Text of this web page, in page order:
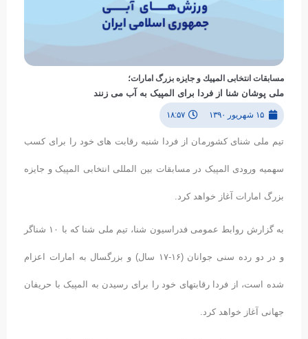
مسابقات انتخابی المپیك و جایزه بزرگ امارات؛
ملی پوشان شنا از فردا برای المپیک به آب می زنند
۱۵ شهریور ۱۳۹۰ ۱۸:۵۷
تیم ملی شنای کشورمان از فردا شنبه رقابت های خود را برای کسب
سهمیه ورودی المپیک در مسابقات بین المللی انتخابی المپیک و جایزه
بزرگ امارات آغاز خواهد کرد.
به گزارش روابط عمومی فدراسیون شنا، تیم ملی شنا که با ١۰ شناگر
و در دو رده سنی جوانان (١۶-١٧ سال) و بزرگسال به امارات اعزام
شده است، از فردا رقابتهای خود را برای رسیدن به المپیک با حریفان
جهانی آغاز خواهد کرد.